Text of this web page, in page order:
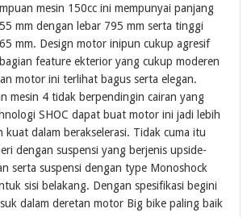
mesin 150cc ini mempunyai panjang
mm dengan lebar 795 mm serta tinggi
mm. Design motor inipun cukup agresif
feature ekterior yang cukup moderen
motor ini terlihat bagus serta elegan.
mesin 4 tidak berpendingin cairan yang
SHOC dapat buat motor ini jadi lebih
kuat dalam berakselerasi. Tidak cuma itu
dengan suspensi yang berjenis upside-
serta suspensi dengan type Monoshock
sisi belakang. Dengan spesifikasi begini
dalam deretan motor Big bike paling baik